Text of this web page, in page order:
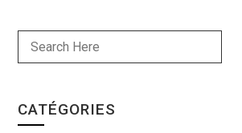
CATÉGORIES